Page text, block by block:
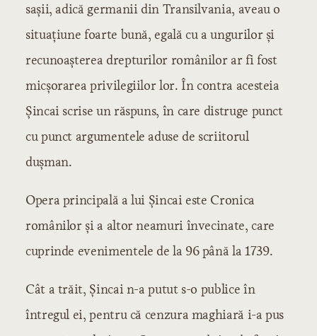
saşii, adică germanii din Transilvania, aveau o
situaţiune foarte bună, egală cu a ungurilor şi
recunoaşterea drepturilor românilor ar fi fost
micşorarea privilegiilor lor. În contra acesteia
Şincai scrise un răspuns, în care distruge punct
cu punct argumentele aduse de scriitorul
duşman.
Opera principală a lui Şincai este Cronica
românilor şi a altor neamuri învecinate, care
cuprinde evenimentele de la 96 până la 1739.
Cât a trăit, Şincai n-a putut s-o publice în
întregul ei, pentru că cenzura maghiară i-a pus